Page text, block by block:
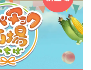
の確認をお願いいた